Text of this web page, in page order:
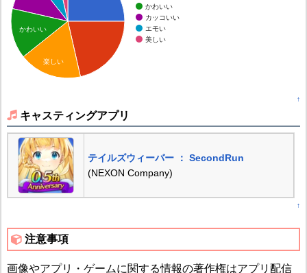
かわいい
カッコいい
エモい
美しい
かわいい
楽しい
↑
キャスティングアプリ
テイルズウィーバー ： SecondRun
(NEXON Company)
↑
注意事項
画像やアプリ・ゲームに関する情報の著作権はアプリ配信